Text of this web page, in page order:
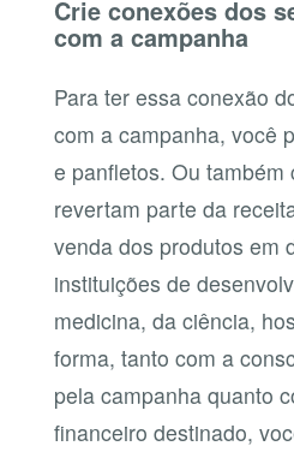
Crie conexões dos
com a campanha
Para ter essa conexão
com a campanha, você
e panfletos. Ou também
revertam parte da
venda dos produtos em
instituições de
medicina, da ciência,
forma, tanto com a
pela campanha quanto
financeiro destinado,